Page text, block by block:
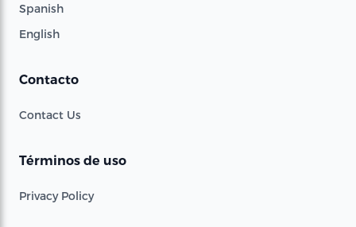
Spanish
English
Contacto
Contact Us
Términos de uso
Privacy Policy